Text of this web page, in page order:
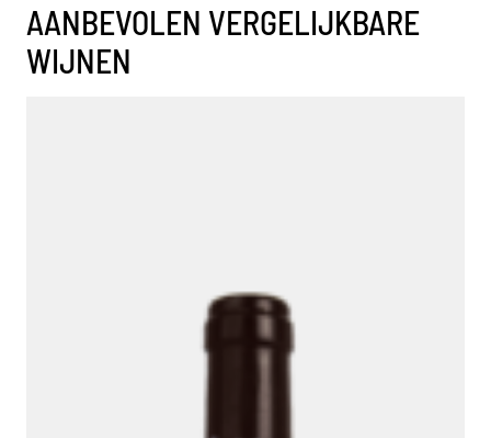
AANBEVOLEN VERGELIJKBARE
WIJNEN